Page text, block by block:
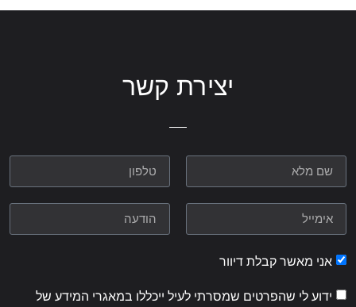
יצירת קשר
אני מאשר קבלת דיוור
ידוע לי שהפרטים שמסרתי לעיל ייכללו במאגרי המידע של